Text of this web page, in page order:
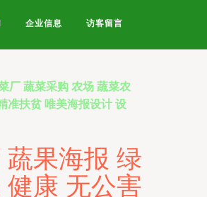
企业信息 访客留言
厂 蔬菜采购 农场 蔬菜农
准扶贫 唯美海报设计 设
果海报 绿
康 无公害